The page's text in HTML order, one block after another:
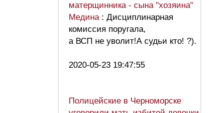
матерщинника - сына "хозяина"
Медина : Дисциплинарная
комиссия поругала,
а ВСП не уволит!А судьи кто! ?).
2020-05-23 19:47:55
Полицейские в Черноморске